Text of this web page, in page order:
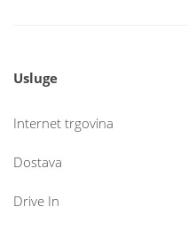
Usluge
Internet trgovina
Dostava
Drive In